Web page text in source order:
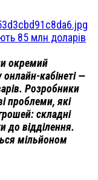
85 млн доларів
окремий
кабінеті —
Розробники
проблеми, які
складні
до відділення.
мільйоном